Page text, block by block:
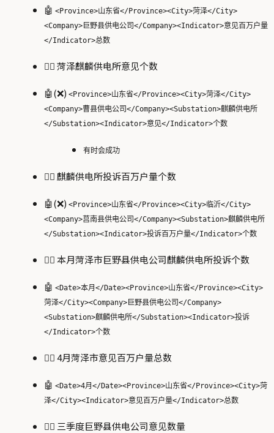
🤖 <Province>山东省</Province><City>菏泽</City>
<Company>巨野县供电公司</Company><Indicator>意见百万户量
</Indicator>总数
🙋‍♂️ 菏泽麒麟供电所意见个数
🤖(❌) <Province>山东省</Province><City>菏泽</City>
<Company>曹县供电公司</Company><Substation>麒麟供电所
</Substation><Indicator>意见</Indicator>个数
有时会成功
🙋‍♂️ 麒麟供电所投诉百万户量个数
🤖(❌) <Province>山东省</Province><City>临沂</City>
<Company>莒南县供电公司</Company><Substation>麒麟供电所
</Substation><Indicator>投诉百万户量</Indicator>个数
🙋‍♂️ 本月菏泽市巨野县供电公司麒麟供电所投诉个数
🤖 <Date>本月</Date><Province>山东省</Province><City>
菏泽</City><Company>巨野县供电公司</Company>
<Substation>麒麟供电所</Substation><Indicator>投诉
</Indicator>个数
🙋‍♂️ 4月菏泽市意见百万户量总数
🤖 <Date>4月</Date><Province>山东省</Province><City>菏
泽</City><Indicator>意见百万户量</Indicator>总数
🙋‍♂️ 三季度巨野县供电公司意见数量